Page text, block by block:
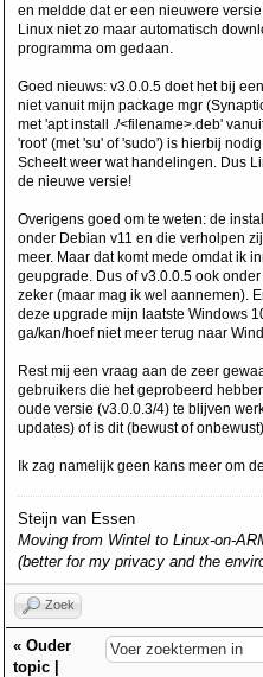
en meldde dat er een nieuwere
Linux niet zo maar automatisch
programma om gedaan.
Goed nieuws: v3.0.0.5 doet het bij
niet vanuit mijn package mgr
met 'apt install ./<filename>.deb'
'root' (met 'su' of 'sudo') is hierbij
Scheelt weer wat handelingen. Dus
de nieuwe versie!
Overigens goed om te weten: de
onder Debian v11 en die verholpen
meer. Maar dat komt mede omdat ik
geupgrade. Dus of v3.0.0.5 ook
zeker (maar mag ik wel aannemen).
deze upgrade mijn laatste Windows
ga/kan/hoef niet meer terug naar
Rest mij een vraag aan de zeer
gebruikers die het geprobeerd
oude versie (v3.0.0.3/4) te blijven
updates) of is dit (bewust of
Ik zag namelijk geen kans meer om
Steijn van Essen
Moving from Wintel to Linux-on-
(better for my privacy and the
Zoek
« Ouder
topic